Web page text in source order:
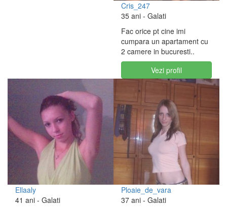
Cris_247
35 ani - Galati
Fac orice pt cine imi
cumpara un apartament cu
2 camere in bucuresti..
Vezi profil
Ellaaly
41 ani - Galati
Ploaie_de_vara
37 ani - Galati